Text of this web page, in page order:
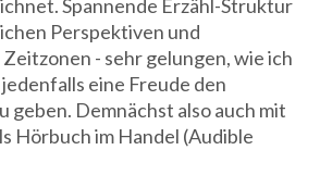
Spannende Erzähl-Struktur
Perspektiven und
- sehr gelungen, wie ich
eine Freude den
geben. Demnächst also auch mit
Hörbuch im Handel (Audible